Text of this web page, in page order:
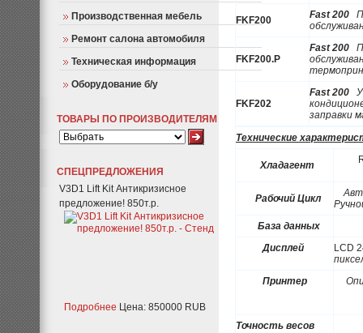
Производственная мебель
Ремонт салона автомобиля
Техническая информация
Оборудование б/у
ТОВАРЫ ПО ПРОИЗВОДИТЕЛЯМ
СПЕЦПРЕДЛОЖЕНИЯ
V3D1 Lift Kit Антикризисное
предложение! 850т.р.
Подробнее Цена: 850000 RUB
FKF200 Fast 200
FKF200.P
Fast 200
FKF202
Fast 200
заправки
Технические
Хладагент
Рабочий Цикл
База данных
Дисплей
LCD
Принтер
Точность весов